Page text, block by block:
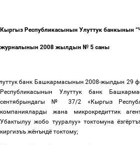
Кыргыз Республикасынын Улуттук банкынын “
журналынын 2008 жылдын № 5 саны
банк Башкармасынын 2008-жылдын 29
Республикасынын Улуттук банк
сентябрындагы №
37/2 «Кыргыз
компанияларды жана микрокредиттик
Убактылуу жобо тууралуу» токтомуна
киргизъъ жёнъндё токтому;